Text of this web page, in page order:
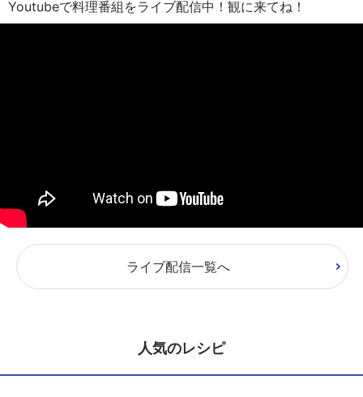
Youtubeで料理番組をライブ配信中！観に来てね！
ライブ配信一覧へ
人気のレシピ